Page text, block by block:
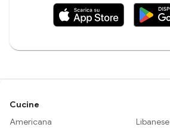
Cucine
Americana
Libanese